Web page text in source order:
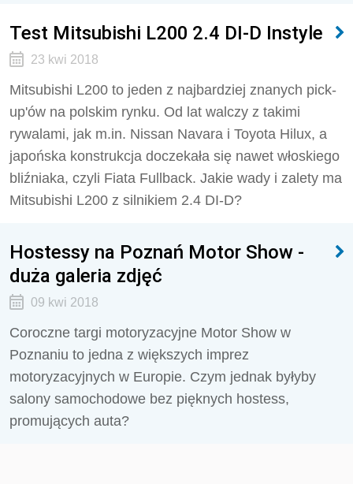
Test Mitsubishi L200 2.4 DI-D Instyle
23 kwi 2018
Mitsubishi L200 to jeden z najbardziej znanych pick-
up'ów na polskim rynku. Od lat walczy z takimi
rywalami, jak m.in. Nissan Navara i Toyota Hilux, a
japońska konstrukcja doczekała się nawet włoskiego
bliźniaka, czyli Fiata Fullback. Jakie wady i zalety ma
Mitsubishi L200 z silnikiem 2.4 DI-D?
Hostessy na Poznań Motor Show -
duża galeria zdjęć
09 kwi 2018
Coroczne targi motoryzacyjne Motor Show w
Poznaniu to jedna z większych imprez
motoryzacyjnych w Europie. Czym jednak byłyby
salony samochodowe bez pięknych hostess,
promujących auta?